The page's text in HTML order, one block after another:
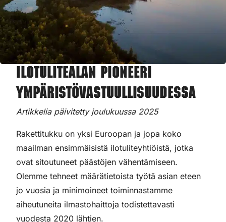
Ilotulitealan pioneeri
ympäristövastuullisuudessa
Artikkelia päivitetty joulukuussa 2025
Rakettitukku on yksi Euroopan ja jopa koko
maailman ensimmäisistä ilotuliteyhtiöistä, jotka
ovat sitoutuneet päästöjen vähentämiseen.
Olemme tehneet määrätietoista työtä asian eteen
jo vuosia ja minimoineet toiminnastamme
aiheutuneita ilmastohaittoja todistettavasti
vuodesta 2020 lähtien.